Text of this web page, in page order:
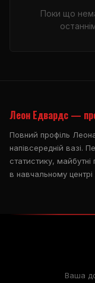
Поки що
Леон Едвардс —
Повний профіль
напівсередній вазі.
статистику,
в навчальному
Ваша